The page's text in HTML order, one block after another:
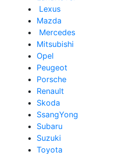
Lexus
Mazda
Mercedes
Mitsubishi
Opel
Peugeot
Porsche
Renault
Skoda
SsangYong
Subaru
Suzuki
Toyota